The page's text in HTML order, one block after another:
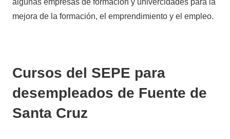
algunas empresas de formación y univercidades para la
mejora de la formación, el emprendimiento y el empleo.
Cursos del SEPE para
desempleados de Fuente de
Santa Cruz